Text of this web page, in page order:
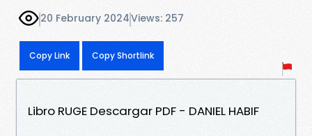
20 February 2024Views: 257
Copy Link Copy Shortlink
Libro RUGE Descargar PDF - DANIEL HABIF